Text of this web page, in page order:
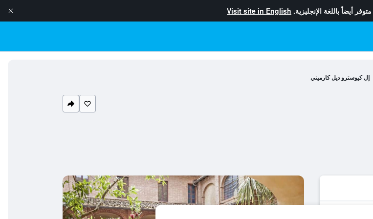
متوفر أيضاً باللغة الإنجليزية. Visit site in English
إل كيوسترو ديل كارميني